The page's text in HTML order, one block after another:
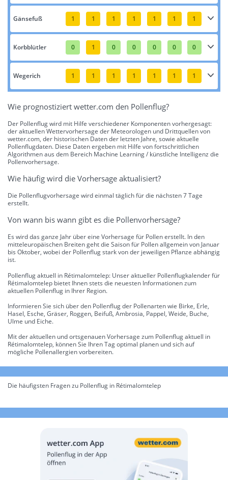
Gänsefuß 1 1 1 1 1 1 1
Korbblütler 0 1 0 0 0 0 0
Wegerich 1 1 1 1 1 1 1
Wie prognostiziert wetter.com den Pollenflug?
Der Pollenflug wird mit Hilfe verschiedener Komponenten vorhergesagt:
der aktuellen Wettervorhersage der Meteorologen und Drittquellen von
wetter.com, der historischen Daten der letzten Jahre, sowie aktuelle
Pollenflugdaten. Diese Daten ergeben mit Hilfe von fortschrittlichen
Algorithmen aus dem Bereich Machine Learning / künstliche Intelligenz die
Pollenvorhersage.
Wie häufig wird die Vorhersage aktualisiert?
Die Pollenflugvorhersage wird einmal täglich für die nächsten 7 Tage
erstellt.
Von wann bis wann gibt es die Pollenvorhersage?
Es wird das ganze Jahr über eine Vorhersage für Pollen erstellt. In den
mitteleuropäischen Breiten geht die Saison für Pollen allgemein von Januar
bis Oktober, wobei der Pollenflug stark von der jeweiligen Pflanze abhängig
ist.
Pollenflug aktuell in Rétimalomtelep: Unser aktueller Pollenflugkalender für
Rétimalomtelep bietet Ihnen stets die neuesten Informationen zum
aktuellen Pollenflug in Ihrer Region.
Informieren Sie sich über den Pollenflug der Pollenarten wie Birke, Erle,
Hasel, Esche, Gräser, Roggen, Beifuß, Ambrosia, Pappel, Weide, Buche,
Ulme und Eiche.
Mit der aktuellen und ortsgenauen Vorhersage zum Pollenflug aktuell in
Rétimalomtelep, können Sie Ihren Tag optimal planen und sich auf
mögliche Pollenallergien vorbereiten.
Die häufigsten Fragen zu Pollenflug in Rétimalomtelep